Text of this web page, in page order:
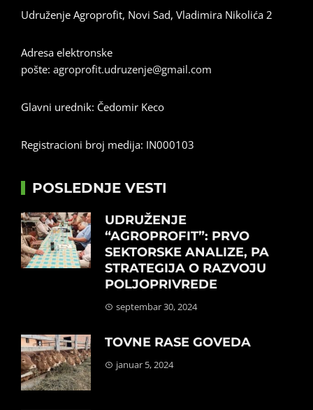
Udruženje Agroprofit, Novi Sad, Vladimira Nikolića 2
Adresa elektronske
pošte: agroprofit.udruzenje@gmail.com
Glavni urednik: Čedomir Keco
Registracioni broj medija: IN000103
POSLEDNJE VESTI
UDRUŽENJE
“AGROPROFIT”: PRVO
SEKTORSKE ANALIZE, PA
STRATEGIJA O RAZVOJU
POLJOPRIVREDE
septembar 30, 2024
TOVNE RASE GOVEDA
januar 5, 2024